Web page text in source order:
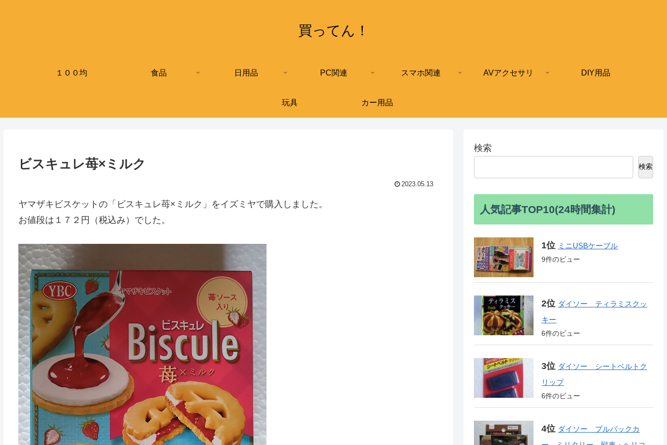
買ってん！
１００均 食品 日用品 PC関連 スマホ関連 AVアクセサリ DIY用品
玩具 カー用品
ビスキュレ苺×ミルク
2023.05.13
ヤマザキビスケットの「ビスキュレ苺×ミルク」をイズミヤで購入しました。
お値段は１７２円（税込み）でした。
検索
検索
人気記事TOP10(24時間集計)
ミニUSBケーブル
9件のビュー
ダイソー ティラミスクッ
キー
6件のビュー
ダイソー シートベルトク
リップ
6件のビュー
ダイソー プルバックカ